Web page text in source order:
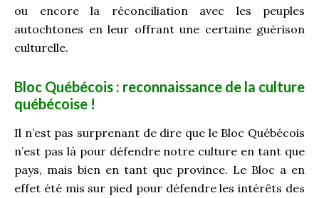
ou encore la réconciliation avec les peuples
autochtones en leur offrant une certaine guérison
culturelle.
Bloc Québécois : reconnaissance de la culture
québécoise !
Il n’est pas surprenant de dire que le Bloc Québécois
n’est pas là pour défendre notre culture en tant que
pays, mais bien en tant que province. Le Bloc a en
effet été mis sur pied pour défendre les intérêts des